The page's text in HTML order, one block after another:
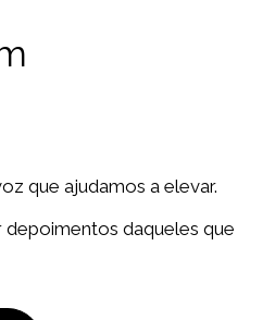
que ajudamos a elevar.
daqueles que